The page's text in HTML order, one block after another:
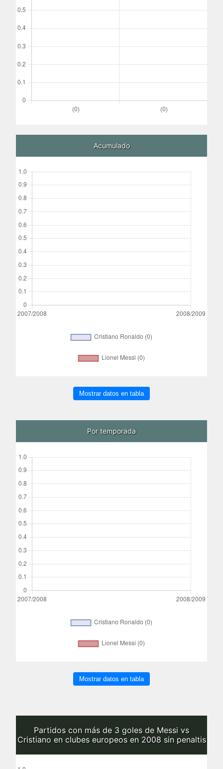
Acumulado
Mostrar datos en tabla
Por temporada
Mostrar datos en tabla
Partidos con más de 3 goles de Messi vs
Cristiano en clubes europeos en 2008 sin penaltis